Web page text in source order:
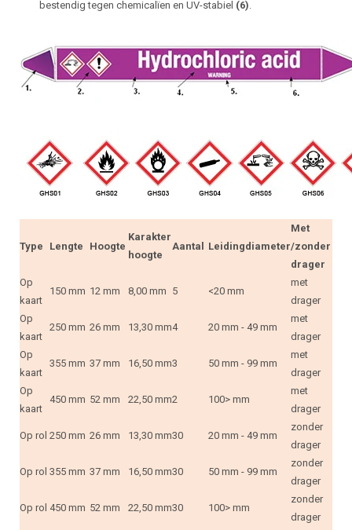
bestendig tegen chemicalïen en UV-stabiel (6).
Type Lengte Hoogte
Karakter
hoogte
Aantal Leidingdiameter
Met
/zonder
drager
Op
kaart
150 mm 12 mm 8,00 mm 5 <20 mm
met
drager
Op
kaart
250 mm 26 mm 13,30 mm4 20 mm - 49 mm
met
drager
Op
kaart
355 mm 37 mm 16,50 mm3 50 mm - 99 mm
met
drager
Op
kaart
450 mm 52 mm 22,50 mm2 100> mm
met
drager
Op rol 250 mm 26 mm 13,30 mm30 20 mm - 49 mm
zonder
drager
Op rol 355 mm 37 mm 16,50 mm30 50 mm - 99 mm
zonder
drager
Op rol 450 mm 52 mm 22,50 mm30 100> mm
zonder
drager